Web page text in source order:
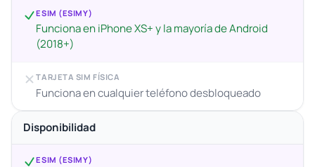
ESIM (ESIMY)
Funciona en iPhone XS+ y la mayoría de Android
(2018+)
TARJETA SIM FÍSICA
Funciona en cualquier teléfono desbloqueado
Disponibilidad
ESIM (ESIMY)